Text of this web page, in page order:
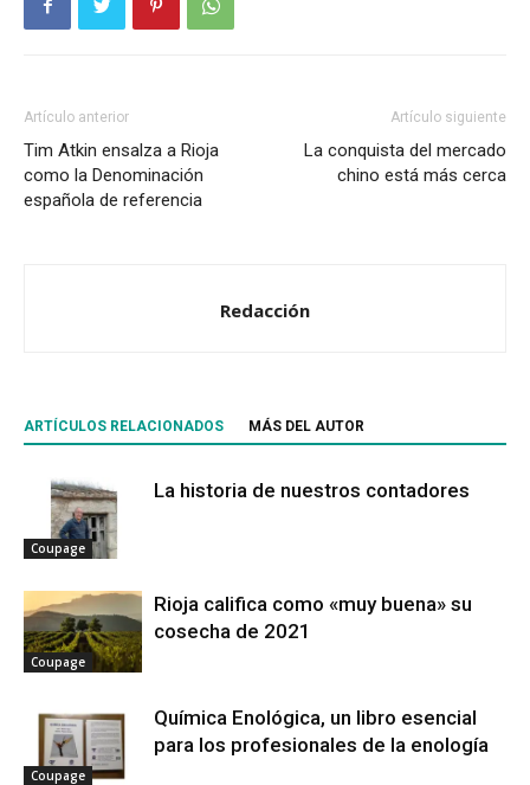
Artículo anterior
Tim Atkin ensalza a Rioja
como la Denominación
española de referencia
Artículo siguiente
La conquista del mercado
chino está más cerca
Redacción
ARTÍCULOS RELACIONADOS MÁS DEL AUTOR
Coupage
La historia de nuestros contadores
Coupage
Rioja califica como «muy buena» su
cosecha de 2021
Coupage
Química Enológica, un libro esencial
para los profesionales de la enología